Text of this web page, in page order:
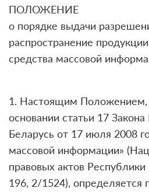
ПОЛОЖЕНИЕ
о порядке выдачи
распространение
средства массовой
1. Настоящим Положением,
основании статьи 17
Беларусь от 17 июля 2008
массовой информации»
правовых актов
196, 2/1524), определяется